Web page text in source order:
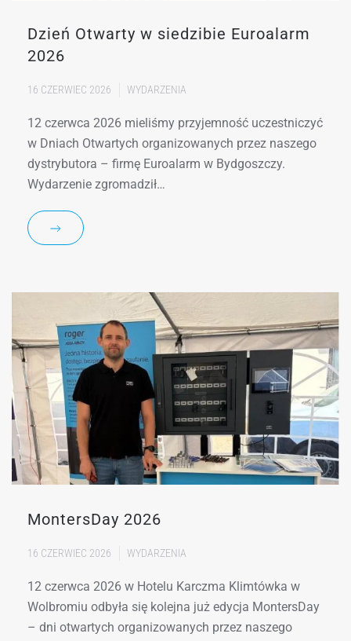
Dzień Otwarty w siedzibie Euroalarm
2026
16 CZERWIEC 2026 WYDARZENIA
12 czerwca 2026 mieliśmy przyjemność uczestniczyć
w Dniach Otwartych organizowanych przez naszego
dystrybutora – firmę Euroalarm w Bydgoszczy.
Wydarzenie zgromadził…
MontersDay 2026
16 CZERWIEC 2026 WYDARZENIA
12 czerwca 2026 w Hotelu Karczma Klimtówka w
Wolbromiu odbyła się kolejna już edycja MontersDay
– dni otwartych organizowanych przez naszego